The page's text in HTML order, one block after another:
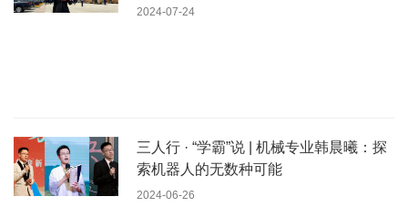
2024-07-24
三人行 · “学霸”说 | 机械专业韩晨曦：探
索机器人的无数种可能
2024-06-26